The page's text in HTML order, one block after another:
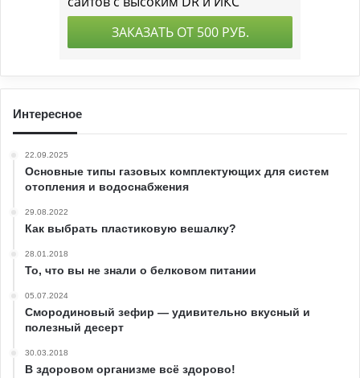
Интересное
22.09.2025
Основные типы газовых комплектующих для систем
отопления и водоснабжения
29.08.2022
Как выбрать пластиковую вешалку?
28.01.2018
То, что вы не знали о белковом питании
05.07.2024
Смородиновый зефир — удивительно вкусный и
полезный десерт
30.03.2018
В здоровом организме всё здорово!